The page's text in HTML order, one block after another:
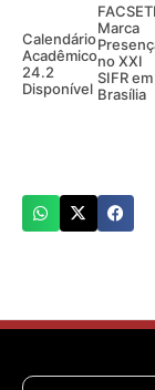
Calendário
Acadêmico
24.2
Disponível
Marca
no XXI
SIFR em
Brasília